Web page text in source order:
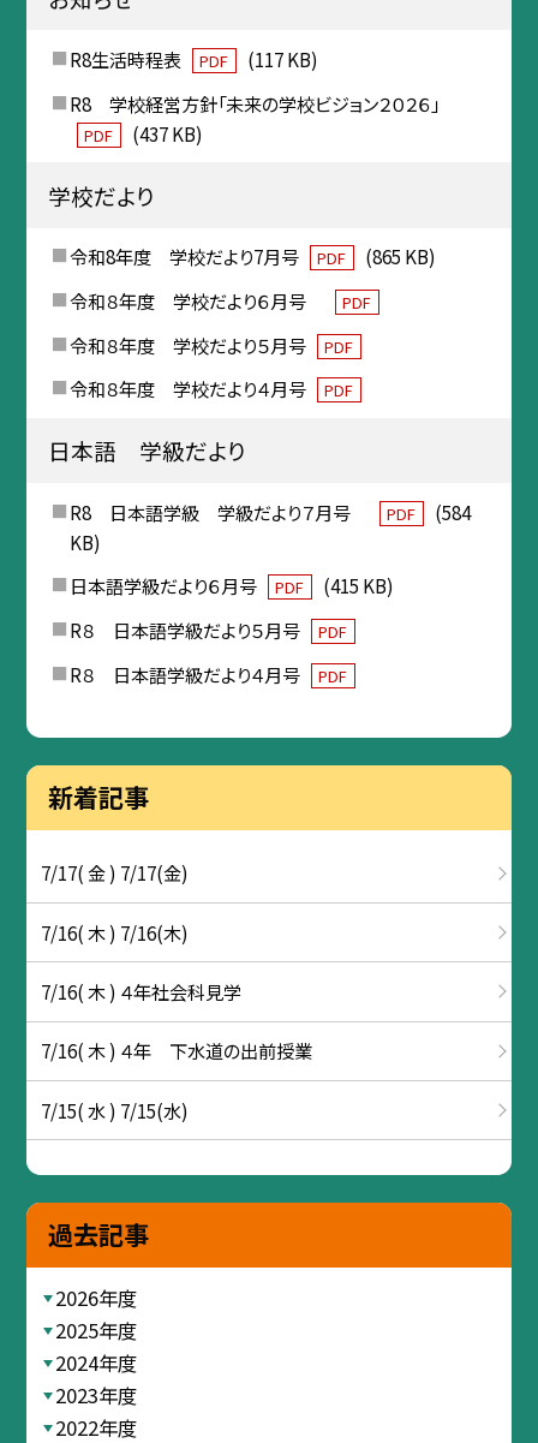
R8生活時程表 PDF
(117 KB)
R8 学校経営方針「未来の学校ビジョン２０２６」
PDF (437 KB)
学校だより
令和8年度 学校だより7月号 PDF
(865 KB)
令和８年度 学校だより６月号
PDF
令和８年度 学校だより５月号 PDF
令和８年度 学校だより４月号 PDF
日本語 学級だより
R8 日本語学級 学級だより７月号 PDF
(584
KB)
日本語学級だより６月号
PDF
(415 KB)
R８ 日本語学級だより５月号
PDF
R８ 日本語学級だより４月号 PDF
新着記事
7/17( 金 ) 7/17(金)
7/16( 木 ) 7/16(木)
7/16( 木 ) ４年社会科見学
7/16( 木 ) ４年 下水道の出前授業
7/15( 水 ) 7/15(水)
過去記事
2026年度
2025年度
2024年度
2023年度
2022年度